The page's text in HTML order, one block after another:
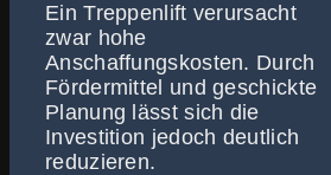
Ein Treppenlift verursacht
zwar hohe
Anschaffungskosten. Durch
Fördermittel und geschickte
Planung lässt sich die
Investition jedoch deutlich
reduzieren.